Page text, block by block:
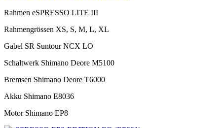
Rahmen eSPRESSO LITE III
Rahmengrössen XS, S, M, L, XL
Gabel SR Suntour NCX LO
Schaltwerk Shimano Deore M5100
Bremsen Shimano Deore T6000
Akku Shimano E8036
Motor Shimano EP8